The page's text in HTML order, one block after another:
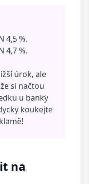
4,5 %.
4,7 %.
úrok, ale
si načtou
u banky
koukejte
na